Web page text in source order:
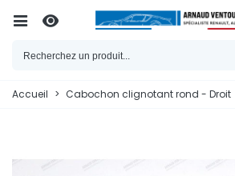
Accueil > Cabochon clignotant rond - Droit